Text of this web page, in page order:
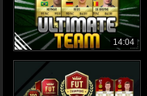
14:04